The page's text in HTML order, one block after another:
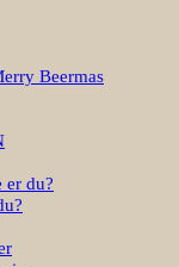
Beermas
er du?